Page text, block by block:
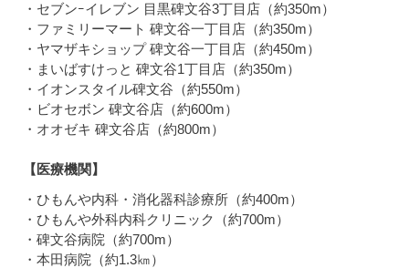
・セブンｰイレブン 目黒碑文谷3丁目店（約350m）
・ファミリーマート 碑文谷一丁目店（約350m）
・ヤマザキショップ 碑文谷一丁目店（約450m）
・まいばすけっと 碑文谷1丁目店（約350m）
・イオンスタイル碑文谷（約550m）
・ビオセボン 碑文谷店（約600m）
・オオゼキ 碑文谷店（約800m）
【医療機関】
・ひもんや内科・消化器科診療所（約400m）
・ひもんや外科内科クリニック（約700m）
・碑文谷病院（約700m）
・本田病院（約1.3㎞）